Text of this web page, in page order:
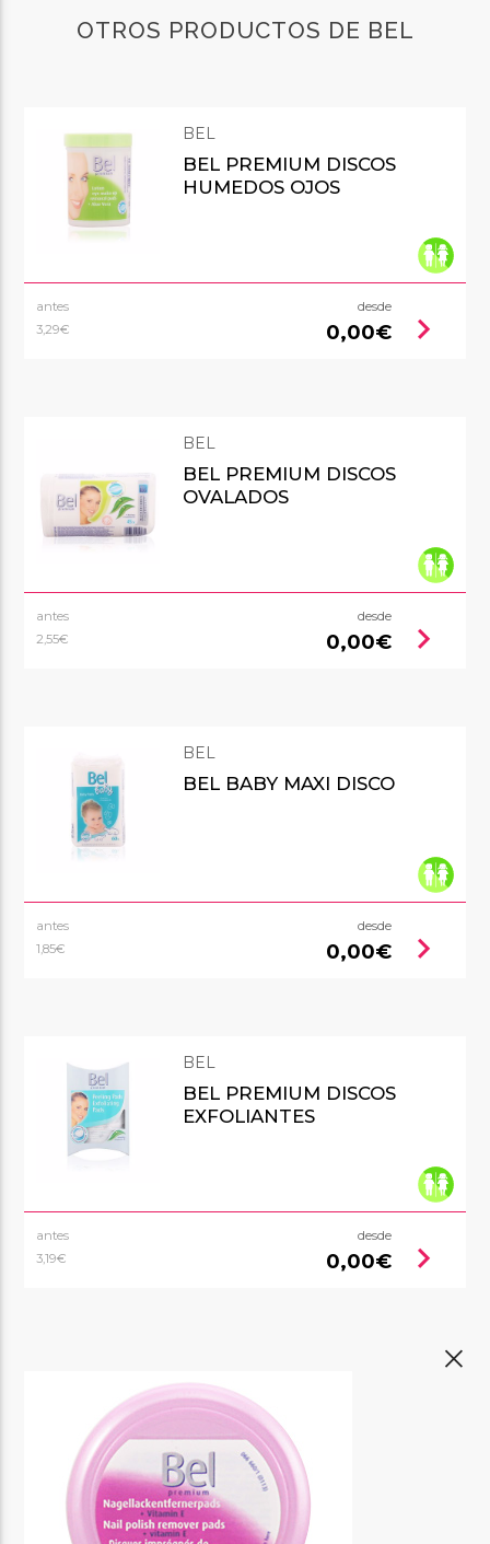
OTROS PRODUCTOS DE BEL
BEL
BEL PREMIUM DISCOS
HUMEDOS OJOS
antes
3,29€
desde
0,00€ chevron_right
BEL
BEL PREMIUM DISCOS
OVALADOS
antes
2,55€
desde
0,00€ chevron_right
BEL
BEL BABY MAXI DISCO
antes
1,85€
desde
0,00€ chevron_right
BEL
BEL PREMIUM DISCOS
EXFOLIANTES
antes
3,19€
desde
0,00€ chevron_right